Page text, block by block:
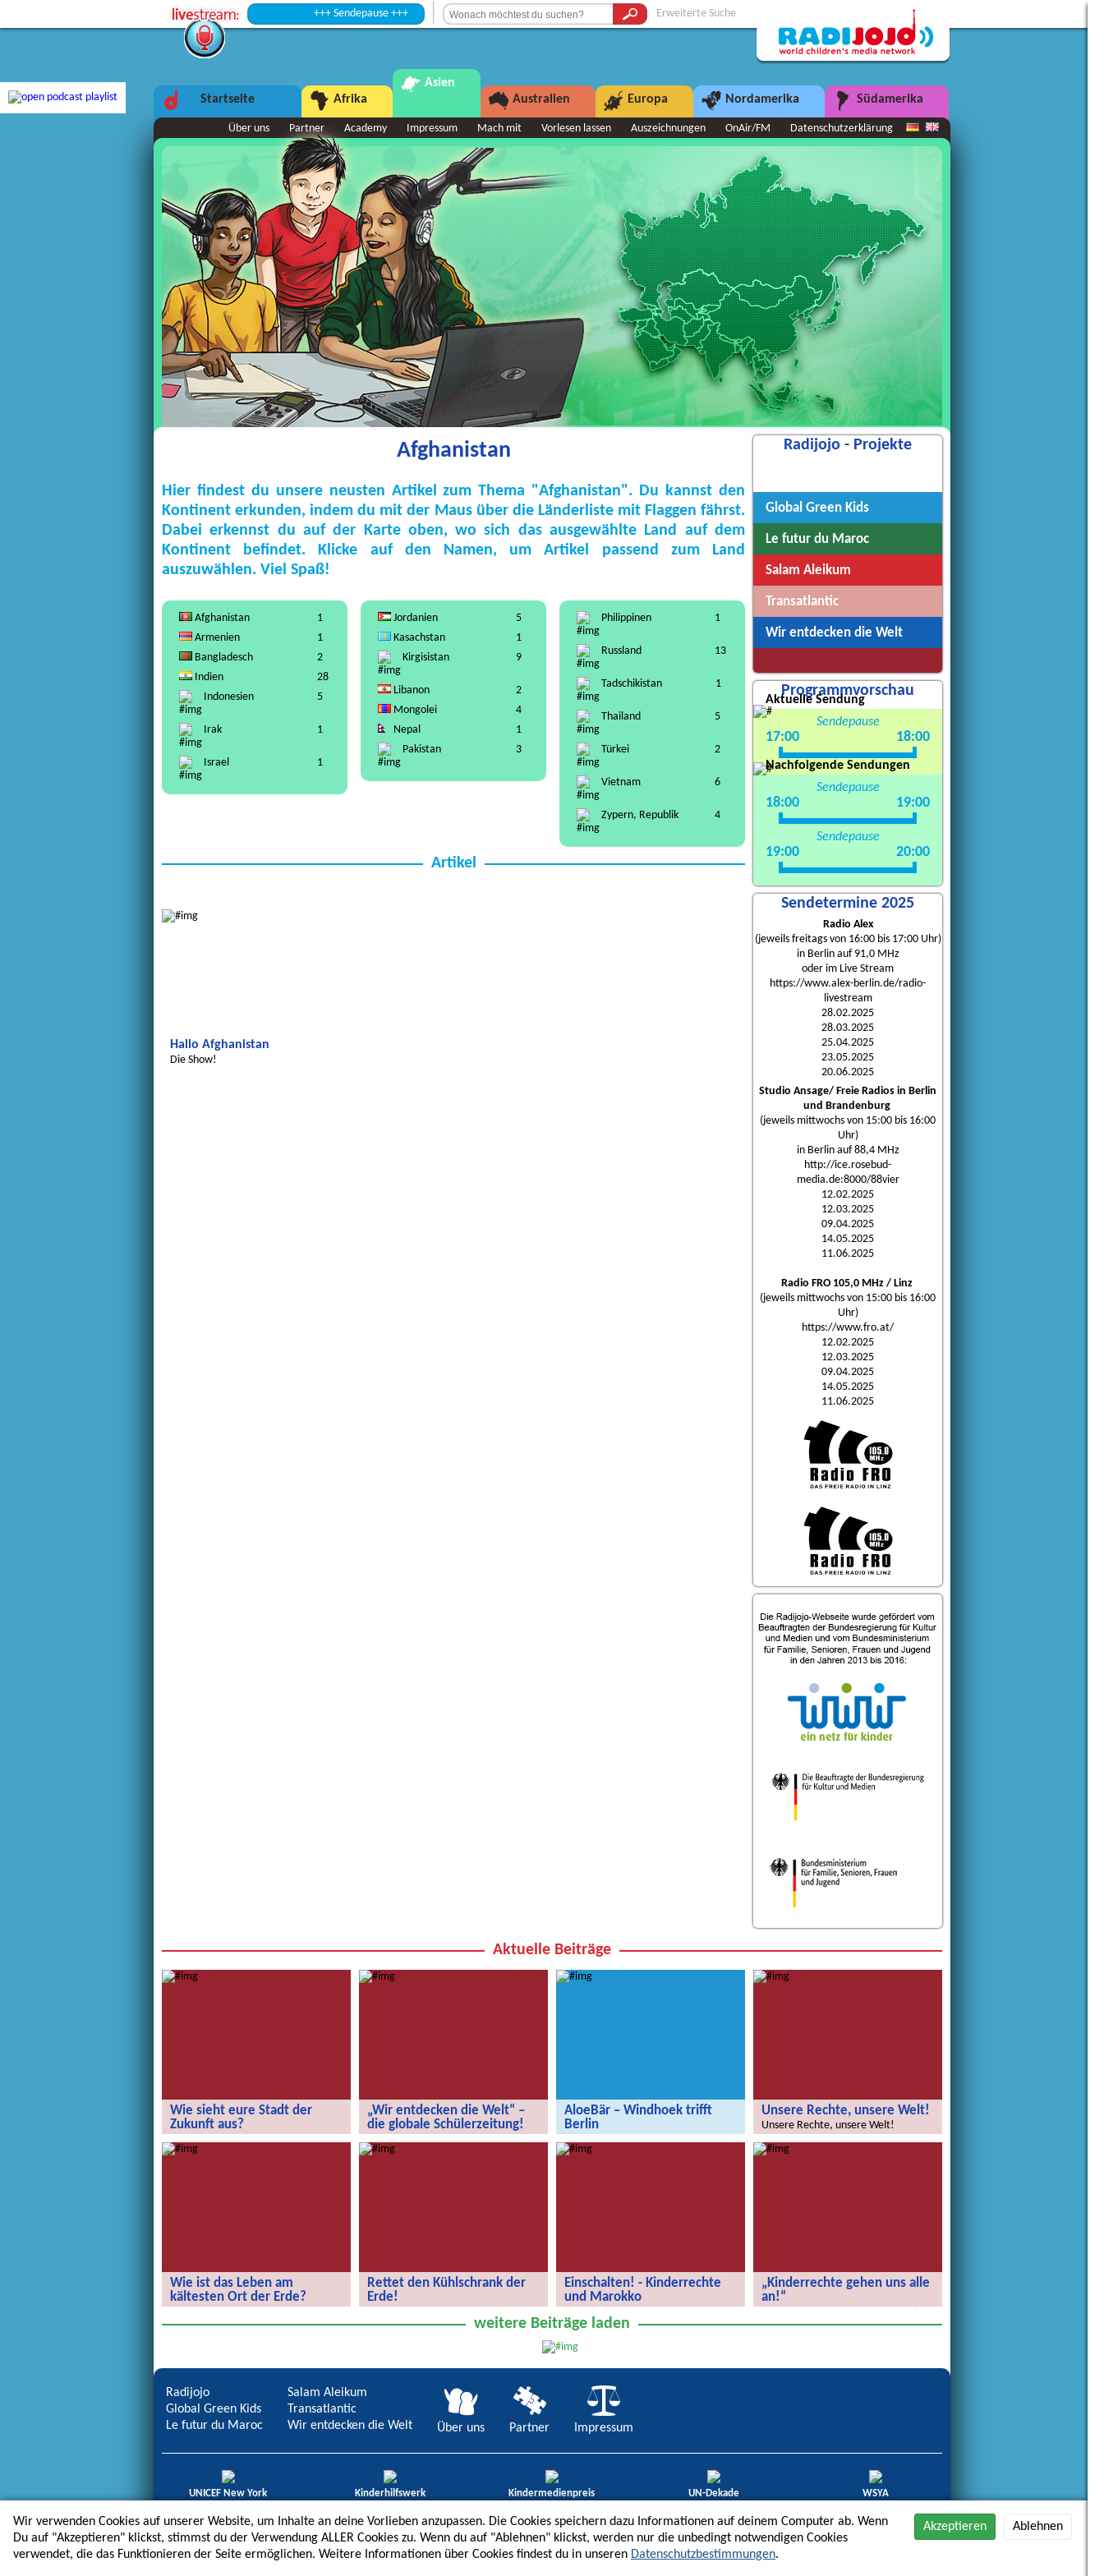
+++ Sendepause +++ Erweiterte Suche
Startseite Afrika
Asien
Australien
Europa Nordamerika Südamerika
Über uns Partner Academy Impressum Mach mit Vorlesen lassen Auszeichnungen OnAir/FM Datenschutzerklärung
Afghanistan
Hier findest du unsere neusten Artikel zum Thema "Afghanistan". Du kannst den
Kontinent erkunden, indem du mit der Maus über die Länderliste mit Flaggen fährst.
Dabei erkennst du auf der Karte oben, wo sich das ausgewählte Land auf dem
Kontinent befindet. Klicke auf den Namen, um Artikel passend zum Land
auszuwählen. Viel Spaß!
Afghanistan
1
Armenien
1
Bangladesch
2
Indien
28
Indonesien
5
Irak 1
Israel 1
Jordanien
5
Kasachstan
1
Kirgisistan
9
Libanon
2
Mongolei
4
Nepal
1
Pakistan
3
Philippinen 1
Russland 13
Tadschikistan 1
Thailand 5
Türkei 2
Vietnam 6
Zypern, Republik 4
Artikel
Hallo Afghanistan
Die Show!
Radijojo - Projekte
Global Green Kids
Le futur du Maroc
Salam Aleikum
Transatlantic
Wir entdecken die Welt
Programmvorschau
Aktuelle Sendung
Sendepause
17:00 18:00
Nachfolgende Sendungen
Sendepause
18:00 19:00
Sendepause
19:00 20:00
Sendetermine 2025
Radio Alex
(jeweils freitags von 16:00 bis 17:00 Uhr)
in Berlin auf 91,0 MHz
oder im Live Stream
https://www.alex-berlin.de/radio-
livestream
28.02.2025
28.03.2025
25.04.2025
23.05.2025
20.06.2025
Studio Ansage/ Freie Radios in Berlin
und Brandenburg
(jeweils mittwochs von 15:00 bis 16:00
Uhr)
in Berlin auf 88,4 MHz
http://ice.rosebud-
media.de:8000/88vier
12.02.2025
12.03.2025
09.04.2025
14.05.2025
11.06.2025
Radio FRO 105,0 MHz / Linz
(jeweils mittwochs von 15:00 bis 16:00
Uhr)
https://www.fro.at/
12.02.2025
12.03.2025
09.04.2025
14.05.2025
11.06.2025
Aktuelle Beiträge
Wie sieht eure Stadt der
Zukunft aus?
„Wir entdecken die Welt“ –
die globale Schülerzeitung!
globale Schülerzeitung!
AloeBär – Windhoek trifft
Berlin
Unsere Rechte, unsere Welt!
Unsere Rechte, unsere Welt!
Wie ist das Leben am
kältesten Ort der Erde?
der Erde?
Rettet den Kühlschrank der
Erde!
Einschalten! - Kinderrechte
und Marokko
„Kinderrechte gehen uns alle
an!“
weitere Beiträge laden
Radijojo
Global Green Kids
Le futur du Maroc
Salam Aleikum
Transatlantic
Wir entdecken die Welt
Über uns Partner Impressum
UNICEF New York
Kinderhilfswerk
Kindermedienpreis
Angebot“ 2013
UN-Dekade
Entwicklung 2013/2014
WSYA
2012
Wir verwenden Cookies auf unserer Website, um Inhalte an deine Vorlieben anzupassen. Die Cookies speichern dazu Informationen auf deinem Computer ab. Wenn
Du auf "Akzeptieren" klickst, stimmst du der Verwendung ALLER Cookies zu. Wenn du auf "Ablehnen" klickst, werden nur die unbedingt notwendigen Cookies
verwendet, die das Funktionieren der Seite ermöglichen. Weitere Informationen über Cookies findest du in unseren Datenschutzbestimmungen.
Akzeptieren Ablehnen